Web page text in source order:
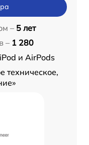
– 5 лет
– 1 280
и AirPods
техническое,